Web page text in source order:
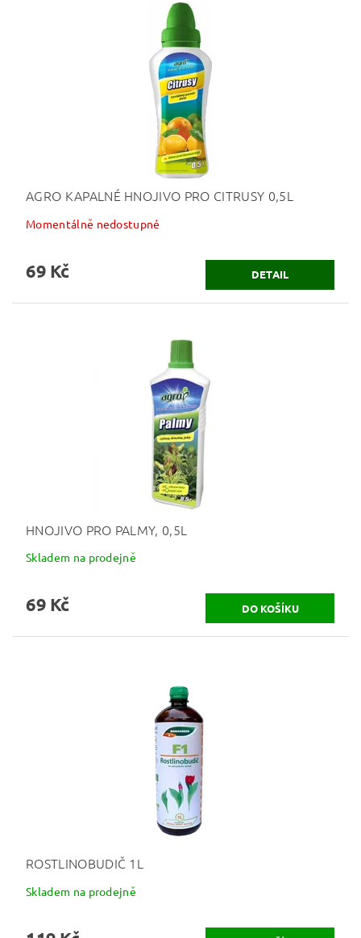
AGRO KAPALNÉ HNOJIVO PRO CITRUSY 0,5L
Momentálně nedostupné
69 Kč DETAIL
HNOJIVO PRO PALMY, 0,5L
Skladem na prodejně
69 Kč
ROSTLINOBUDIČ 1L
Skladem na prodejně